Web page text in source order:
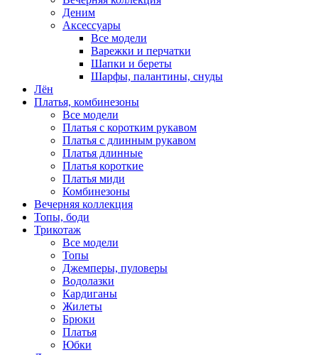
Деним
Аксессуары
Все модели
Варежки и перчатки
Шапки и береты
Шарфы, палантины, снуды
Лён
Платья, комбинезоны
Все модели
Платья с коротким рукавом
Платья с длинным рукавом
Платья длинные
Платья короткие
Платья миди
Комбинезоны
Вечерняя коллекция
Топы, боди
Трикотаж
Все модели
Топы
Джемперы, пуловеры
Водолазки
Кардиганы
Жилеты
Брюки
Платья
Юбки